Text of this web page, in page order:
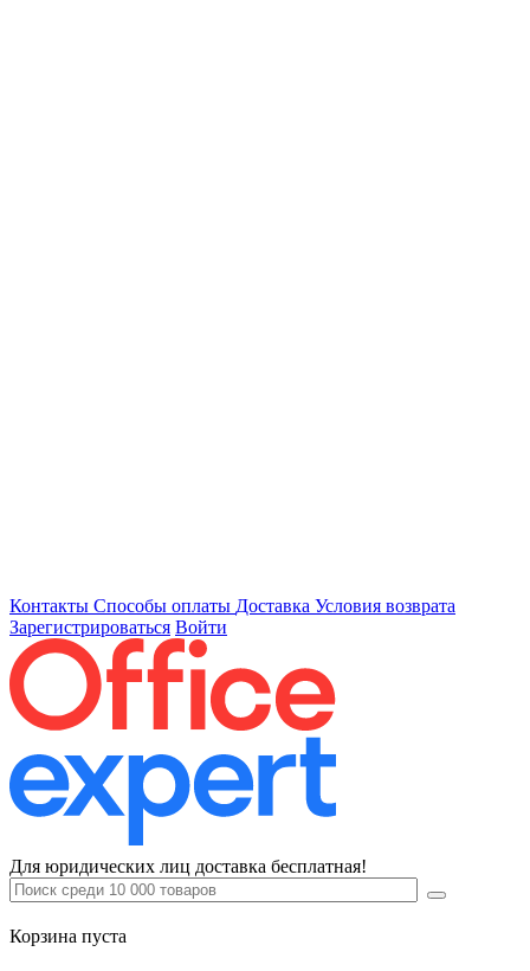
Контакты Способы оплаты Доставка Условия возврата
Зарегистрироваться Войти
Для юридических лиц доставка бесплатная!
Корзина пуста